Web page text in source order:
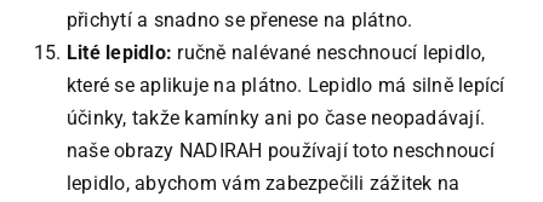
přichytí a snadno se přenese na plátno.
Lité lepidlo: ručně nalévané neschnoucí lepidlo,
které se aplikuje na plátno. Lepidlo má silně lepící
účinky, takže kamínky ani po čase neopadávají.
naše obrazy NADIRAH používají toto neschnoucí
lepidlo, abychom vám zabezpečili zážitek na